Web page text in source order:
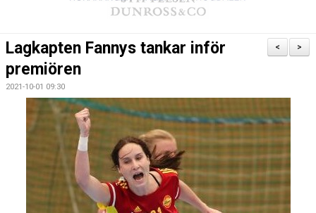
KALENDER
>
<
Lagkapten Fannys tankar inför
premiören
2021-10-01 09:30